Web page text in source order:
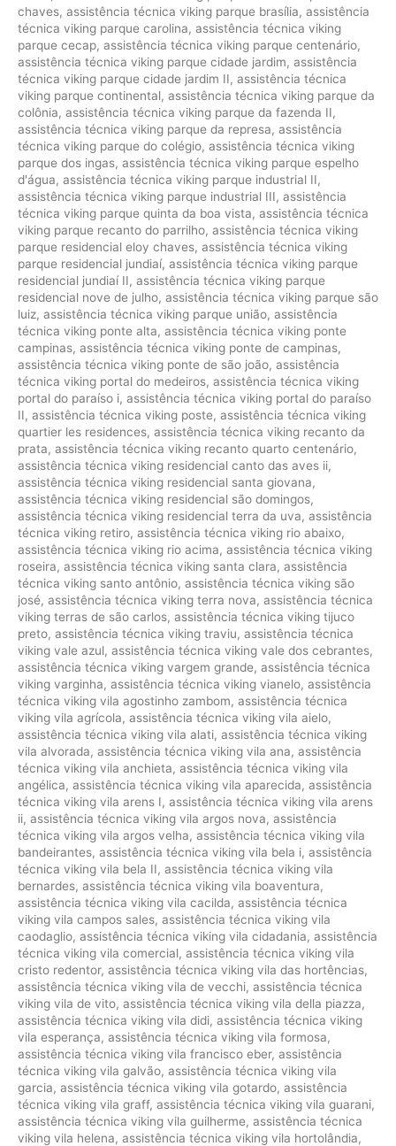
chaves, assistência técnica viking parque brasília, assistência
técnica viking parque carolina, assistência técnica viking
parque cecap, assistência técnica viking parque centenário,
assistência técnica viking parque cidade jardim, assistência
técnica viking parque cidade jardim II, assistência técnica
viking parque continental, assistência técnica viking parque da
colônia, assistência técnica viking parque da fazenda II,
assistência técnica viking parque da represa, assistência
técnica viking parque do colégio, assistência técnica viking
parque dos ingas, assistência técnica viking parque espelho
d'água, assistência técnica viking parque industrial II,
assistência técnica viking parque industrial III, assistência
técnica viking parque quinta da boa vista, assistência técnica
viking parque recanto do parrilho, assistência técnica viking
parque residencial eloy chaves, assistência técnica viking
parque residencial jundiaí, assistência técnica viking parque
residencial jundiaí II, assistência técnica viking parque
residencial nove de julho, assistência técnica viking parque são
luiz, assistência técnica viking parque união, assistência
técnica viking ponte alta, assistência técnica viking ponte
campinas, assistência técnica viking ponte de campinas,
assistência técnica viking ponte de são joão, assistência
técnica viking portal do medeiros, assistência técnica viking
portal do paraíso i, assistência técnica viking portal do paraíso
II, assistência técnica viking poste, assistência técnica viking
quartier les residences, assistência técnica viking recanto da
prata, assistência técnica viking recanto quarto centenário,
assistência técnica viking residencial canto das aves ii,
assistência técnica viking residencial santa giovana,
assistência técnica viking residencial são domingos,
assistência técnica viking residencial terra da uva, assistência
técnica viking retiro, assistência técnica viking rio abaixo,
assistência técnica viking rio acima, assistência técnica viking
roseira, assistência técnica viking santa clara, assistência
técnica viking santo antônio, assistência técnica viking são
josé, assistência técnica viking terra nova, assistência técnica
viking terras de são carlos, assistência técnica viking tijuco
preto, assistência técnica viking traviu, assistência técnica
viking vale azul, assistência técnica viking vale dos cebrantes,
assistência técnica viking vargem grande, assistência técnica
viking varginha, assistência técnica viking vianelo, assistência
técnica viking vila agostinho zambom, assistência técnica
viking vila agrícola, assistência técnica viking vila aielo,
assistência técnica viking vila alati, assistência técnica viking
vila alvorada, assistência técnica viking vila ana, assistência
técnica viking vila anchieta, assistência técnica viking vila
angélica, assistência técnica viking vila aparecida, assistência
técnica viking vila arens I, assistência técnica viking vila arens
ii, assistência técnica viking vila argos nova, assistência
técnica viking vila argos velha, assistência técnica viking vila
bandeirantes, assistência técnica viking vila bela i, assistência
técnica viking vila bela II, assistência técnica viking vila
bernardes, assistência técnica viking vila boaventura,
assistência técnica viking vila cacilda, assistência técnica
viking vila campos sales, assistência técnica viking vila
caodaglio, assistência técnica viking vila cidadania, assistência
técnica viking vila comercial, assistência técnica viking vila
cristo redentor, assistência técnica viking vila das hortências,
assistência técnica viking vila de vecchi, assistência técnica
viking vila de vito, assistência técnica viking vila della piazza,
assistência técnica viking vila didi, assistência técnica viking
vila esperança, assistência técnica viking vila formosa,
assistência técnica viking vila francisco eber, assistência
técnica viking vila galvão, assistência técnica viking vila
garcia, assistência técnica viking vila gotardo, assistência
técnica viking vila graff, assistência técnica viking vila guarani,
assistência técnica viking vila guilherme, assistência técnica
viking vila helena, assistência técnica viking vila hortolândia,